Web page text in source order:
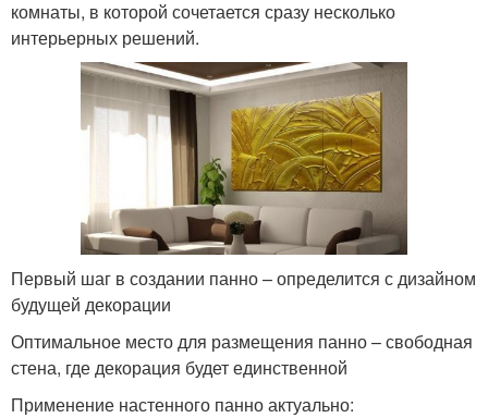
комнаты, в которой сочетается сразу несколько
интерьерных решений.
Первый шаг в создании панно – определится с дизайном
будущей декорации
Оптимальное место для размещения панно – свободная
стена, где декорация будет единственной
Применение настенного панно актуально: